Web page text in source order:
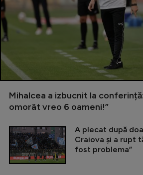
Mihalcea a izbucnit la
omorât vreo 6 oameni!”
A plecat după
Craiova și a rupt
fost problema”